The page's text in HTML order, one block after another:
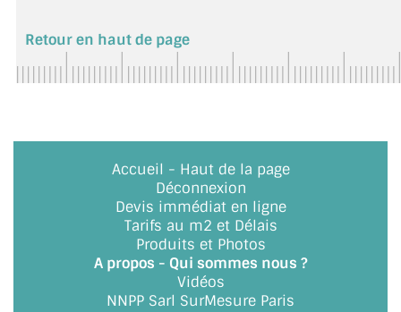
Retour en haut de page
Accueil - Haut de la page
Déconnexion
Devis immédiat en ligne
Tarifs au m2 et Délais
Produits et Photos
A propos - Qui sommes nous ?
Vidéos
NNPP Sarl SurMesure Paris